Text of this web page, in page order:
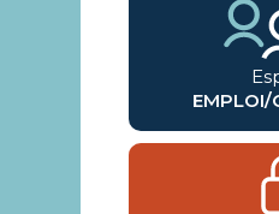
EMPLOI/